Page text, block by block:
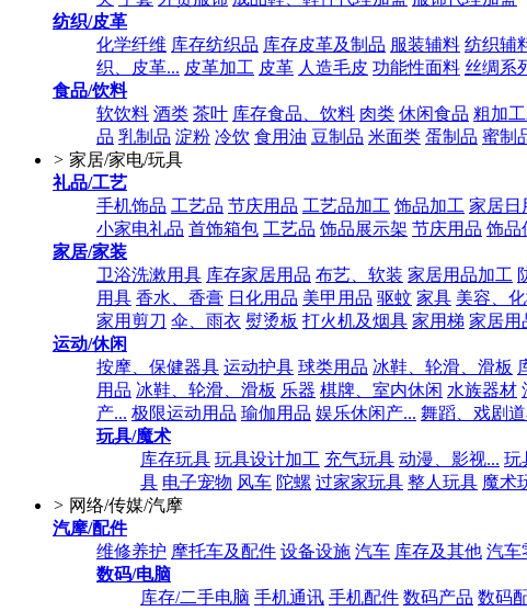
纺织/皮革
化学纤维 库存纺织品 库存皮革及制品 服装辅料 纺织辅
织、皮革... 皮革加工 皮革 人造毛皮 功能性面料 丝绸系
食品/饮料
软饮料 酒类 茶叶 库存食品、饮料 肉类 休闲食品 粗加
品 乳制品 淀粉 冷饮 食用油 豆制品 米面类 蛋制品 蜜制
> 家居/家电/玩具
礼品/工艺
手机饰品 工艺品 节庆用品 工艺品加工 饰品加工 家居日
小家电礼品 首饰箱包 工艺品 饰品展示架 节庆用品 饰品
家居/家装
卫浴洗漱用具 库存家居用品 布艺、软装 家居用品加工
用具 香水、香膏 日化用品 美甲用品 驱蚊 家具 美容、
家用剪刀 伞、雨衣 熨烫板 打火机及烟具 家用梯 家居用
运动/休闲
按摩、保健器具 运动护具 球类用品 冰鞋、轮滑、滑板
用品 冰鞋、轮滑、滑板 乐器 棋牌、室内休闲 水族器材
产... 极限运动用品 瑜伽用品 娱乐休闲产... 舞蹈、戏剧
玩具/魔术
库存玩具 玩具设计加工 充气玩具 动漫、影视... 玩
具 电子宠物 风车 陀螺 过家家玩具 整人玩具 魔术
> 网络/传媒/汽摩
汽摩/配件
维修养护 摩托车及配件 设备设施 汽车 库存及其他 汽车
数码/电脑
库存/二手电脑 手机通讯 手机配件 数码产品 数码